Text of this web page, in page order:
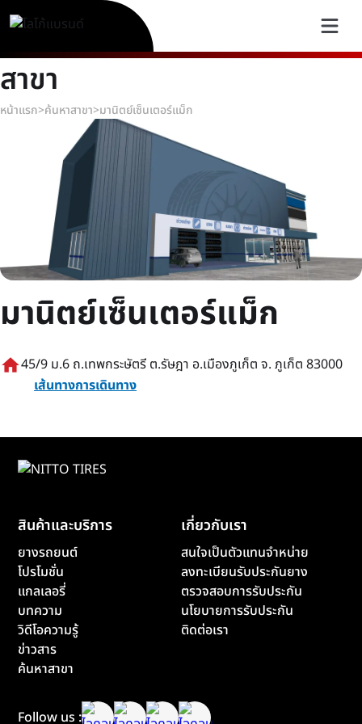
สาขา
หน้าแรก>ค้นหาสาขา>มานิตย์เซ็นเตอร์แม็ก
มานิตย์เซ็นเตอร์แม็ก
home45/9 ม.6 ถ.เทพกระษัตรี ต.รัษฎา อ.เมืองภูเก็ต จ. ภูเก็ต 83000
เส้นทางการเดินทาง
สินค้าและบริการ
ยางรถยนต์
โปรโมชั่น
แกลเลอรี่
บทความ
วิดีโอความรู้
ข่าวสาร
ค้นหาสาขา
เกี่ยวกับเรา
สนใจเป็นตัวแทนจำหน่าย
ลงทะเบียนรับประกันยาง
ตรวจสอบการรับประกัน
นโยบายการรับประกัน
ติดต่อเรา
Follow us :